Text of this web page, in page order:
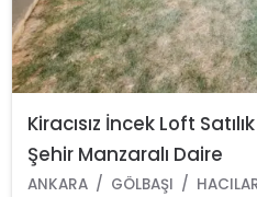
Kiracısız İncek Loft
Şehir Manzaralı Daire
ANKARA GÖLBAŞI